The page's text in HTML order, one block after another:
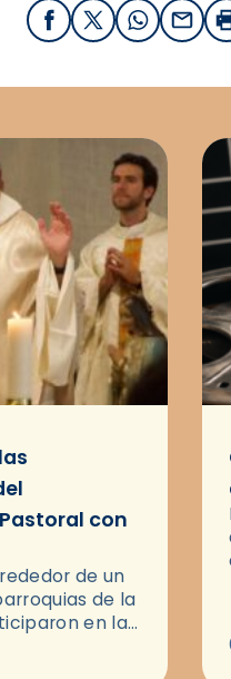
FacebookX / Twitter
WhatsApp
Email
con
de un
de la
en las
por el